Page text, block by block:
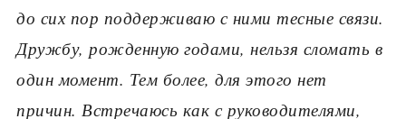
до сих пор поддерживаю с ними тесные связи.
Дружбу, рожденную годами, нельзя сломать в
один момент. Тем более, для этого нет
причин. Встречаюсь как с руководителями,